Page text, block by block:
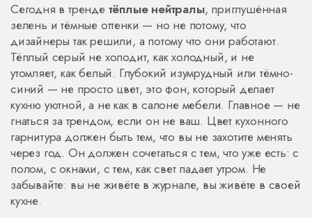
Сегодня в тренде тёплые нейтралы, приглушённая
зелень и тёмные оттенки — но не потому, что
дизайнеры так решили, а потому что они работают.
Тёплый серый не холодит, как холодный, и не
утомляет, как белый. Глубокий изумрудный или тёмно-
синий — не просто цвет, это фон, который делает
кухню уютной, а не как в салоне мебели. Главное — не
гнаться за трендом, если он не ваш. Цвет кухонного
гарнитура должен быть тем, что вы не захотите менять
через год. Он должен сочетаться с тем, что уже есть: с
полом, с окнами, с тем, как свет падает утром. Не
забывайте: вы не живёте в журнале, вы живёте в своей
кухне.